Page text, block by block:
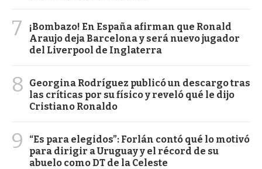
7
¡Bombazo! En España afirman que Ronald
Araujo deja Barcelona y será nuevo jugador
del Liverpool de Inglaterra
8
Georgina Rodríguez publicó un descargo tras
las críticas por su físico y reveló qué le dijo
Cristiano Ronaldo
9
“Es para elegidos”: Forlán contó qué lo motivó
para dirigir a Uruguay y el récord de su
abuelo como DT de la Celeste